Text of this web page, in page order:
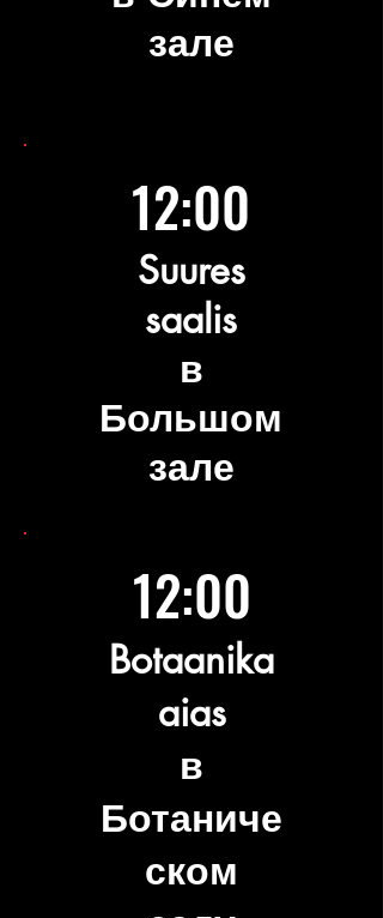
зале
12:00
Suures
saalis
в
Большом
зале
12:00
Botaanika
aias
в
Ботаниче
ском